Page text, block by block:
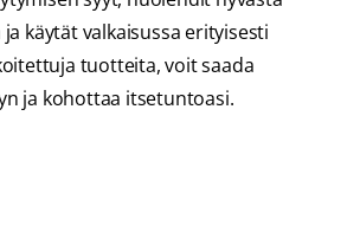
käytät valkaisussa erityisesti
tuotteita, voit saada
ja kohottaa itsetuntoasi.